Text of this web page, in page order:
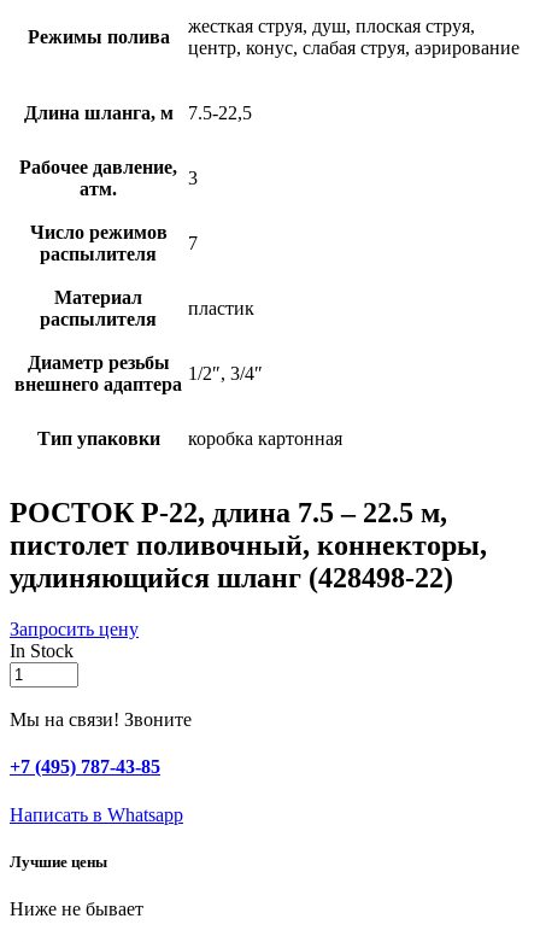
Режимы полива
жесткая струя, душ, плоская струя,
центр, конус, слабая струя, аэрирование
Длина шланга, м 7.5-22,5
Рабочее давление,
атм.
3
Число режимов
распылителя
7
Материал
распылителя
пластик
Диаметр резьбы
внешнего адаптера
1/2″, 3/4″
Тип упаковки коробка картонная
РОСТОК Р-22, длина 7.5 – 22.5 м,
пистолет поливочный, коннекторы,
удлиняющийся шланг (428498-22)
Запросить цену
In Stock
РОСТОК
Р-22,
длина
22.5
пистолет
коннекторы,
шланг
Мы на связи! Звоните
+7 (495) 787-43-85
Написать в Whatsapp
Лучшие цены
Ниже не бывает